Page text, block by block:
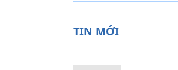
TIN MỚI